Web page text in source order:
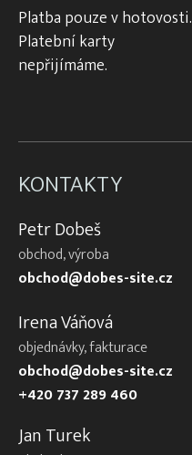
Platba pouze v hotovosti.
Platební karty
nepřijímáme.
KONTAKTY
Petr Dobeš
obchod, výroba
obchod@dobes-site.cz
Irena Váňová
objednávky, fakturace
obchod@dobes-site.cz
+420 737 289 460
Jan Turek